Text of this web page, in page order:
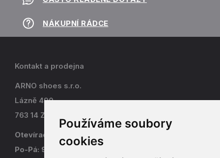
Používáme soubory
cookies
NÁKUPNÍ RÁDCE
Kontakt a prodejna
ARNO shoes s.r.o.
Lázně 490
763 14 Zlín - Kostelec
Otevírací doba
Po-Pá: 9-17